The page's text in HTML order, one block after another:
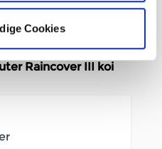
Cookies
Raincover III koi